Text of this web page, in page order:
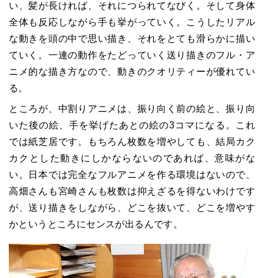
い、髪が長ければ、それにつられてなびく。そして身体
全体も反応しながら手も挙がっていく。こうしたリアル
な動きを頭の中で思い描き、それをとても滑らかに描い
ていく。一連の動作をたどっていく送り描きのフル・ア
ニメ的な描き方なので、動きのクオリティーが優れてい
る。
ところが、中割りアニメは、振り向く前の絵と、振り向
いた後の絵、手を挙げたあとの絵の3コマになる。これ
では紙芝居です。もちろん枚数を増やしても、結局カク
カクとした動きにしかならないのであれば、意味がな
い。日本では完全なフルアニメを作る環境はないので、
高畑さんも宮崎さんも枚数は抑えざるを得ないわけです
が、送り描きをしながら、どこを抜いて、どこを増やす
かというところにセンスが出るんです。